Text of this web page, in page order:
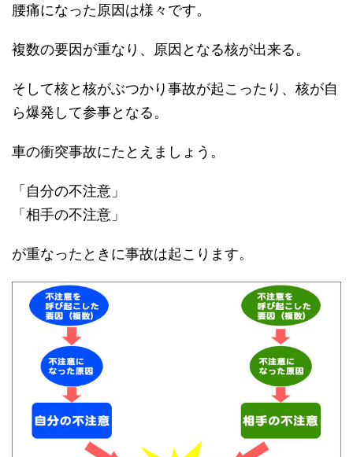
腰痛になった原因は様々です。
複数の要因が重なり、原因となる核が出来る。
そして核と核がぶつかり事故が起こったり、核が自
ら爆発して参事となる。
車の衝突事故にたとえましょう。
「自分の不注意」
「相手の不注意」
が重なったときに事故は起こります。